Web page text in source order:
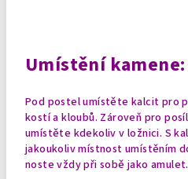
Umístění kamene:
Pod postel umístěte kalcit pro
kostí a kloubů. Zároveň pro
umístěte kdekoliv v ložnici. S
jakoukoliv místnost umístěním
noste vždy při sobě jako amulet.